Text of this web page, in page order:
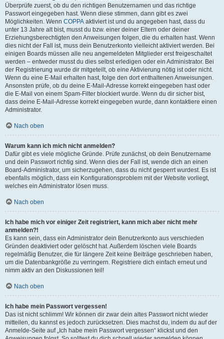
Überprüfe zuerst, ob du den richtigen Benutzernamen und das richtige
Passwort eingegeben hast. Wenn diese stimmen, dann gibt es zwei
Möglichkeiten. Wenn COPPA aktiviert ist und du angegeben hast, dass du
unter 13 Jahre alt bist, musst du bzw. einer deiner Eltern oder deiner
Erziehungsberechtigten den Anweisungen folgen, die du erhalten hast. Wenn
dies nicht der Fall ist, muss dein Benutzerkonto vielleicht aktiviert werden. Bei
einigen Boards müssen alle neu angemeldeten Mitglieder erst freigeschaltet
werden – entweder musst du dies selbst erledigen oder ein Administrator. Bei
der Registrierung wurde dir mitgeteilt, ob eine Aktivierung nötig ist oder nicht.
Wenn du eine E-Mail erhalten hast, folge den dort enthaltenen Anweisungen.
Ansonsten prüfe, ob du deine E-Mail-Adresse korrekt eingegeben hast oder
die E-Mail von einem Spam-Filter blockiert wurde. Wenn du dir sicher bist,
dass deine E-Mail-Adresse korrekt eingegeben wurde, dann kontaktiere einen
Administrator.
Nach oben
Warum kann ich mich nicht anmelden?
Dafür gibt es viele mögliche Gründe. Prüfe zunächst, ob dein Benutzername
und dein Passwort richtig sind. Wenn dies der Fall ist, wende dich an einen
Board-Administrator, um sicherzugehen, dass du nicht gesperrt wurdest. Es ist
ebenfalls möglich, dass ein Konfigurationsproblem mit der Website vorliegt,
welches ein Administrator lösen muss.
Nach oben
Ich habe mich vor einiger Zeit registriert, kann mich aber nicht mehr
anmelden?!
Es kann sein, dass ein Administrator dein Benutzerkonto aus verschieden
Gründen deaktiviert oder gelöscht hat. Außerdem löschen viele Boards
regelmäßig Benutzer, die für längere Zeit keine Beiträge geschrieben haben,
um die Datenbankgröße zu verringern. Registriere dich einfach erneut und
nimm aktiv an den Diskussionen teil!
Nach oben
Ich habe mein Passwort vergessen!
Das ist nicht schlimm! Wir können dir zwar dein altes Passwort nicht wieder
mitteilen, du kannst es jedoch zurücksetzen. Dies machst du, indem du auf der
Anmelde-Seite auf „Ich habe mein Passwort vergessen“ klickst und den